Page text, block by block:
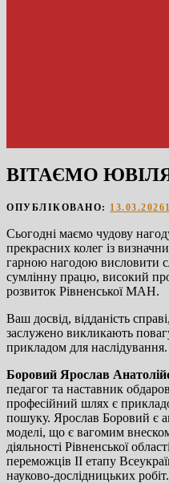
ВІТАЄМО
ОПУБЛІКОВАНО: 13.03.2026
Сьогодні маємо чудову
прекрасних колег із
гарною нагодою висловити
сумлінну працю, високий
розвиток Рівненської МАН.
Ваш досвід, відданість
заслужено викликають
прикладом для наслідування.
Боровий Ярослав
педагог та наставник
професійний шлях є
пошуку. Ярослав Боровий є
моделі, що є вагомим
діяльності Рівненської
переможців ІІ етапу
науково-дослідницьких робіт.